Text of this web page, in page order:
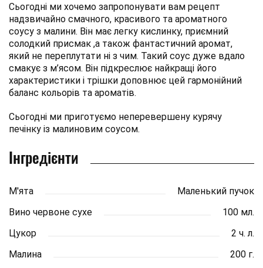
Сьогодні ми хочемо запропонувати вам рецепт
надзвичайно смачного, красивого та ароматного
соусу з малини. Він має легку кислинку, приємний
солодкий присмак ,а також фантастичний аромат,
який не переплутати ні з чим. Такий соус дуже вдало
смакує з м’ясом. Він підкреслює найкращі його
характеристики і трішки доповнює цей гармонійний
баланс кольорів та ароматів.
Сьогодні ми приготуємо неперевершену курячу
печінку із малиновим соусом.
Інгредієнти
М'ята
Маленький пучок
Вино червоне сухе
100 мл.
Цукор
2 ч. л.
Малина
200 г.